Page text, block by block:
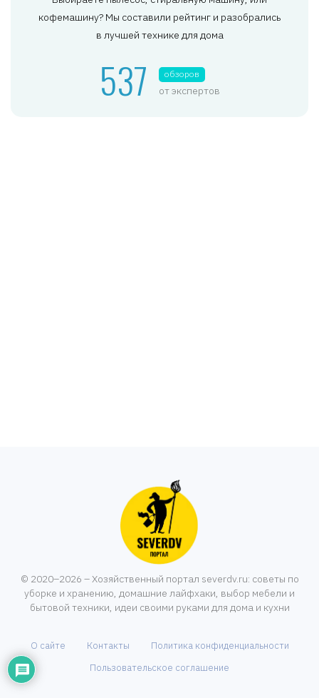
кофемашину? Мы составили рейтинг и разобрались
в лучшей технике для дома
537 обзоров
от экспертов
© 2020–2026 – Хозяйственный портал severdv.ru: советы по
уборке и хранению, домашние лайфхаки, выбор мебели и
бытовой техники, идеи своими руками для дома и кухни
О сайте Контакты
Политика конфиденциальности
Пользовательское соглашение